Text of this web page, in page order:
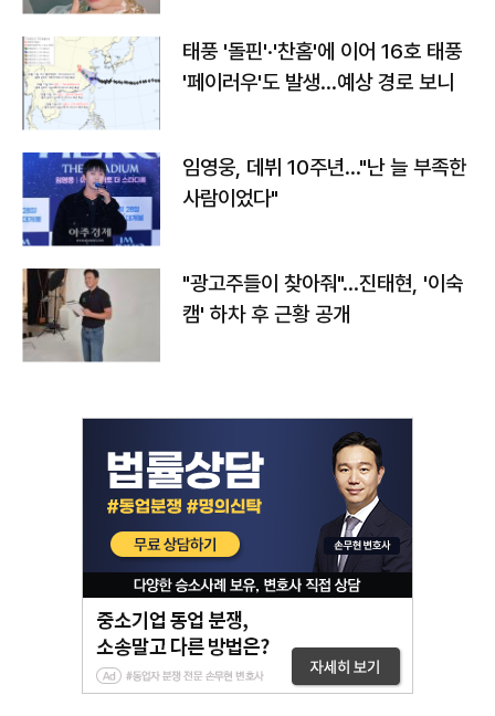
태풍 '돌핀'·'찬홈'에 이어 16호 태풍
'페이러우'도 발생…예상 경로 보니
임영웅, 데뷔 10주년…"난 늘 부족한
사람이었다"
"광고주들이 찾아줘"…진태현, '이숙
캠' 하차 후 근황 공개